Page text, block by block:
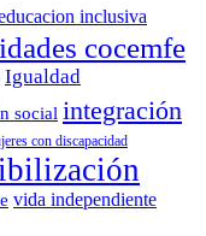
inclusiva
cocemfe
Igualdad
social integración
con discapacidad
vida independiente